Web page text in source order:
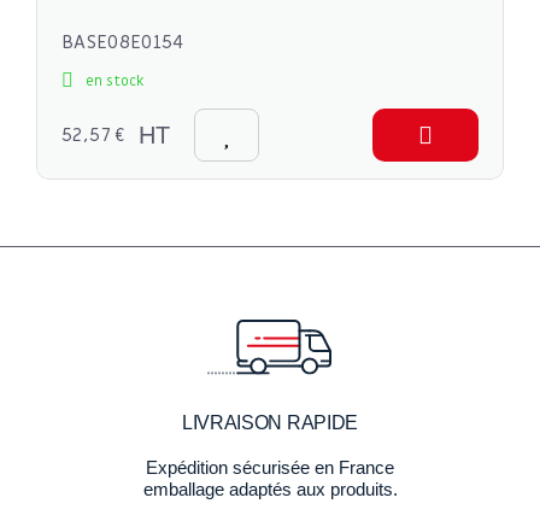
BASE08E0154
en stock
52,57 € HT
LIVRAISON RAPIDE
Expédition sécurisée en France
emballage adaptés aux produits.